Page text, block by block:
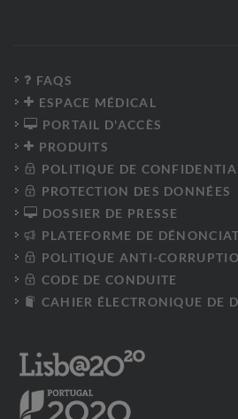
FAQS
ESPACE MÉDICAL
PORTAIL D'ACCÈS
PRODUITS
POLITIQUE DE
PROTECTION DES DONNÉES
DOSSIER DE PRESSE
PLATEFORME DE
POLITIQUE ANTI-
CODE DE CONDUITE
CAHIER ÉLECTRONIQUE DE